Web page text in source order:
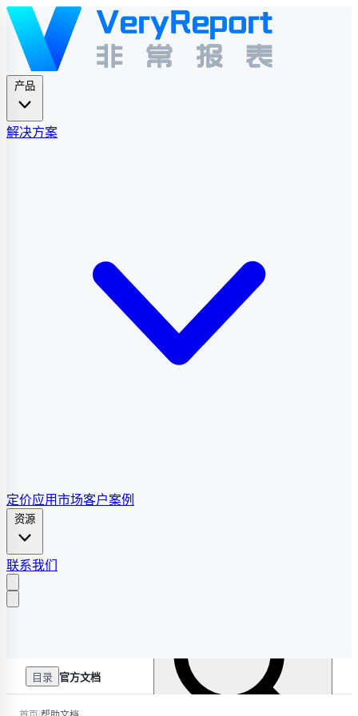
解决方案
定价应用市场客户案例
联系我们
目录 官方文档